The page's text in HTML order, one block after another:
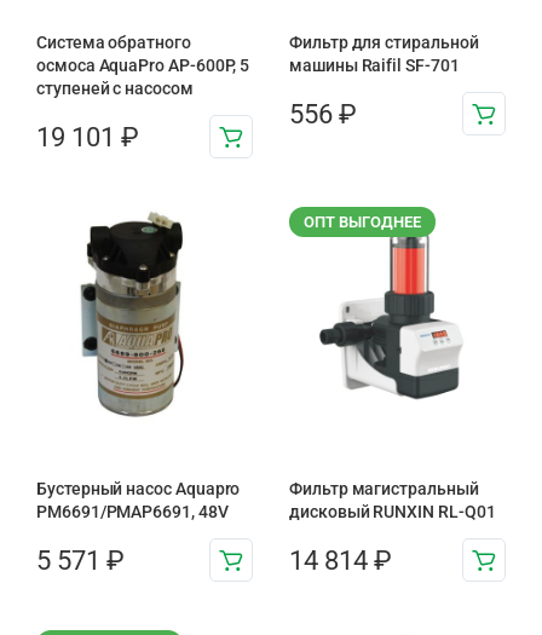
Система обратного
осмоса AquaPro AP-600P, 5
ступеней с насосом
19 101 ₽
Фильтр для стиральной
машины Raifil SF-701
556 ₽
Бустерный насос Aquapro
PM6691/PMAP6691, 48V
5 571 ₽
ОПТ ВЫГОДНЕЕ
Фильтр магистральный
дисковый RUNXIN RL-Q01
14 814 ₽